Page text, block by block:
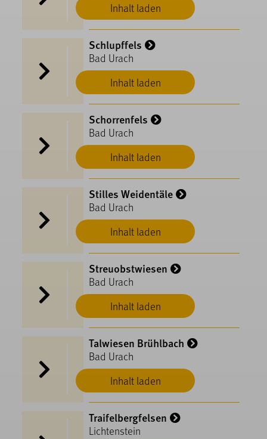
Inhalt laden
Inhalt laden
Schlupffels
Bad Urach
Inhalt laden
Schorrenfels
Bad Urach
Inhalt laden
Stilles Weidentäle
Bad Urach
Inhalt laden
Streuobstwiesen
Bad Urach
Inhalt laden
Talwiesen Brühlbach
Bad Urach
Traifelbergfelsen
Lichtenstein